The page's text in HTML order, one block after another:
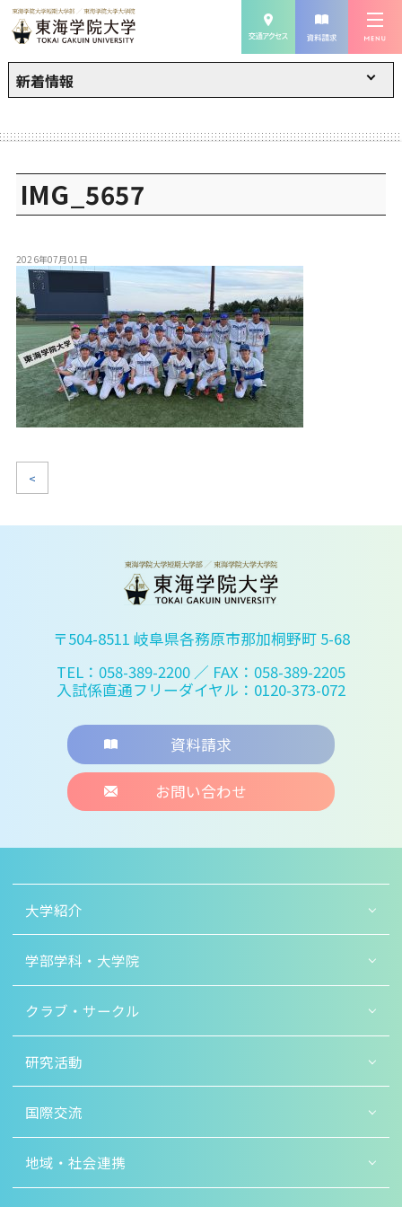
新着情報
IMG_5657
2026年07月01日
<
〒504-8511 岐阜県各務原市那加桐野町 5-68
TEL：058-389-2200 ／ FAX：058-389-2205
入試係直通フリーダイヤル：0120-373-072
資料請求
お問い合わせ
大学紹介
学部学科・大学院
クラブ・サークル
研究活動
国際交流
地域・社会連携